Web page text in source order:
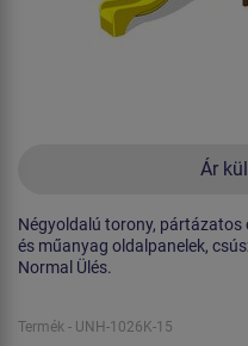
Ár
Négyoldalú torony, pártázatos
és műanyag oldalpanelek,
Normal Ülés.
Termék - UNH-1026K-15